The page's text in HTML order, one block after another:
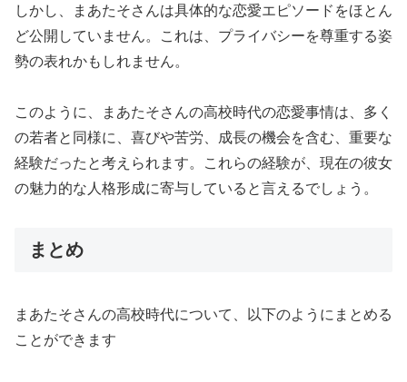
しかし、まあたそさんは具体的な恋愛エピソードをほとん
ど公開していません。これは、プライバシーを尊重する姿
勢の表れかもしれません。
このように、まあたそさんの高校時代の恋愛事情は、多く
の若者と同様に、喜びや苦労、成長の機会を含む、重要な
経験だったと考えられます。これらの経験が、現在の彼女
の魅力的な人格形成に寄与していると言えるでしょう。
まとめ
まあたそさんの高校時代について、以下のようにまとめる
ことができます